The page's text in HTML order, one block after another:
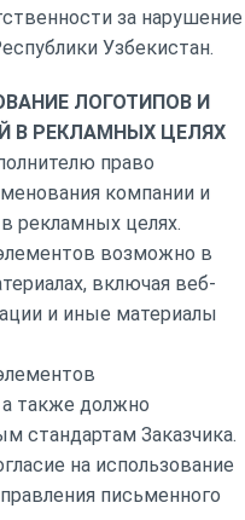
за нарушение
Узбекистан.
ЛОГОТИПОВ И
В РЕКЛАМНЫХ ЦЕЛЯХ
право
компании и
рекламных целях.
возможно в
включая веб-
и иные материалы
а также должно
стандартам Заказчика.
на использование
письменного